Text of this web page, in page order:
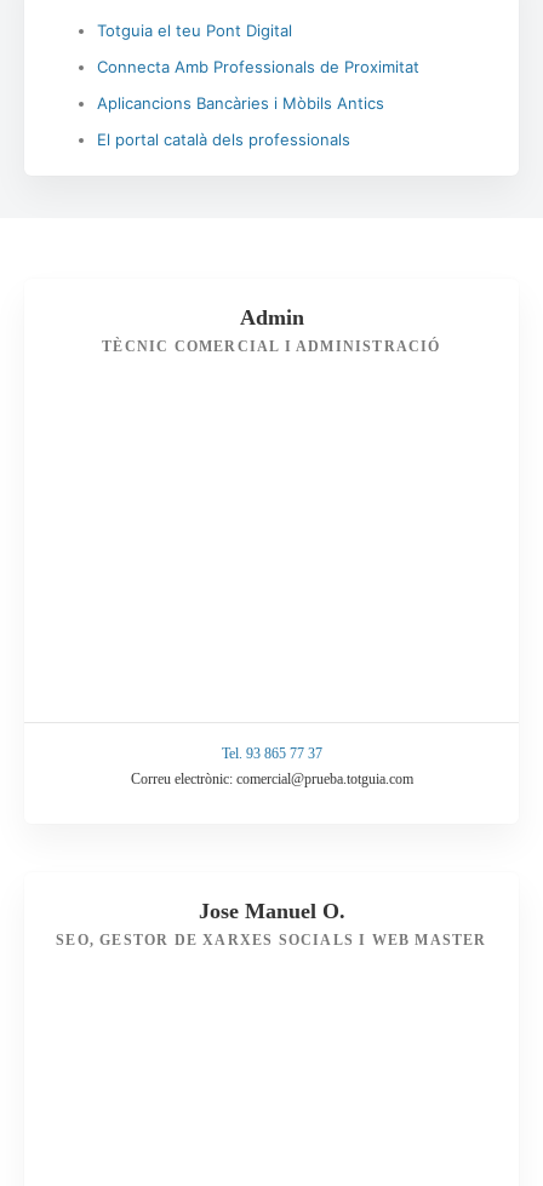
Totguia el teu Pont Digital
Connecta Amb Professionals de Proximitat
Aplicancions Bancàries i Mòbils Antics
El portal català dels professionals
Admin
TÈCNIC COMERCIAL I ADMINISTRACIÓ
Tel. 93 865 77 37
Correu electrònic: comercial@prueba.totguia.com
Jose Manuel O.
SEO, GESTOR DE XARXES SOCIALS I WEB MASTER